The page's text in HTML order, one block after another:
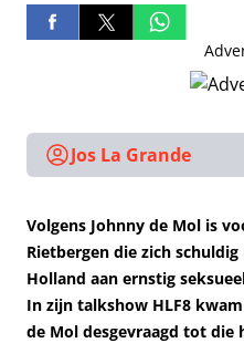
Jos La Grande
Volgens Johnny de Mol is
Rietbergen die zich
Holland aan ernstig
In zijn talkshow HLF8
de Mol desgevraagd tot die